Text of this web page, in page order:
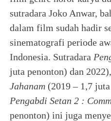
sutradara Joko Anwar,
dalam film sudah hadir
sinematografi periode
Indonesia. Sutradara
juta penonton) dan 2022),
Jahanam (2019 – 1,7
Pengabdi Setan 2 :
penonton) ini juga